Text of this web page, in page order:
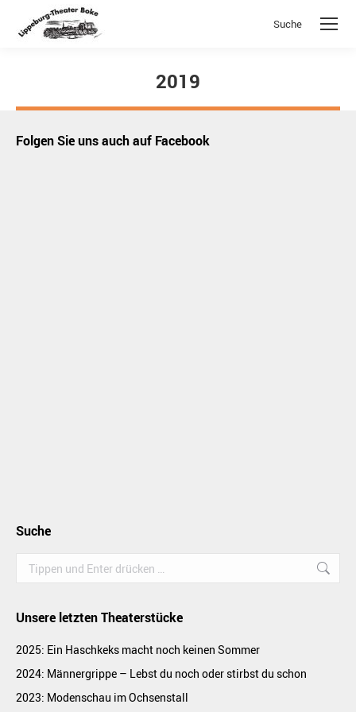
Search:
Suche
2019
Sie befinden sich hier:
Folgen Sie uns auch auf Facebook
Suche
Search:
Unsere letzten Theaterstücke
2025: Ein Haschkeks macht noch keinen Sommer
2024: Männergrippe – Lebst du noch oder stirbst du schon
2023: Modenschau im Ochsenstall